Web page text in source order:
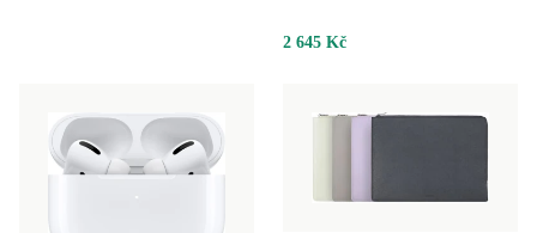
2 645 Kč